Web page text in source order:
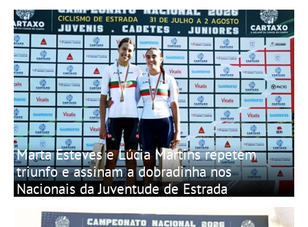
Marta Esteves e Lúcia Martins repetem
triunfo e assinam a dobradinha nos
Nacionais da Juventude de Estrada